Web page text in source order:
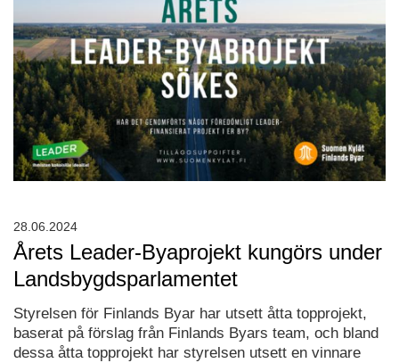
Årets Leader-Byaprojekt kungörs under
Landsbygdsparlamentet
Styrelsen för Finlands Byar har utsett åtta topprojekt,
baserat på förslag från Finlands Byars team, och bland
dessa åtta topprojekt har styrelsen utsett en vinnare
28.06.2024